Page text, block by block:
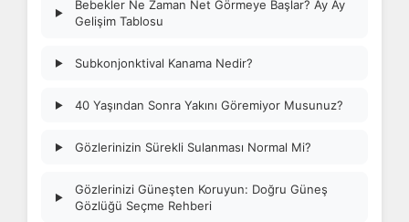
▶
Bebekler Ne Zaman Net Görmeye Başlar? Ay Ay
Gelişim Tablosu
▶ Subkonjonktival Kanama Nedir?
▶ 40 Yaşından Sonra Yakını Göremiyor Musunuz?
▶ Gözlerinizin Sürekli Sulanması Normal Mi?
▶
Gözlerinizi Güneşten Koruyun: Doğru Güneş
Gözlüğü Seçme Rehberi